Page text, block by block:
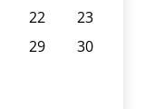
22
23
29
30